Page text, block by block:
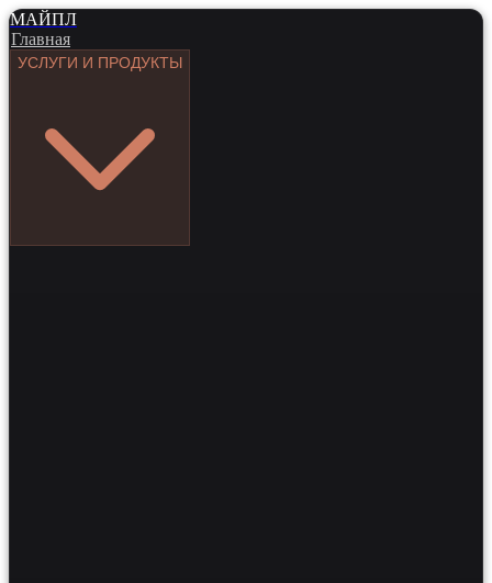
МАЙПЛ
Главная
УСЛУГИ И ПРОДУКТЫ